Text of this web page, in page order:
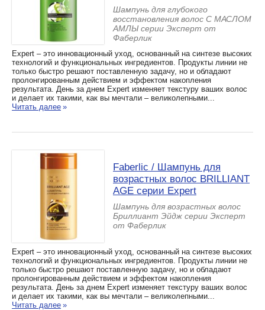
Шампунь для глубокого
восстановления волос С МАСЛОМ
АМЛЫ серии Эксперт от
Фаберлик
Expert – это инновационный уход, основанный на синтезе высоких
технологий и функциональных ингредиентов. Продукты линии не
только быстро решают поставленную задачу, но и обладают
пролонгированным действием и эффектом накопления
результата. День за днем Expert изменяет текстуру ваших волос
и делает их такими, как вы мечтали – великолепными...
Читать далее »
Faberlic / Шампунь для
возрастных волос BRILLIANT
AGE серии Expert
Шампунь для возрастных волос
Бриллиант Эйдж серии Эксперт
от Фаберлик
Expert – это инновационный уход, основанный на синтезе высоких
технологий и функциональных ингредиентов. Продукты линии не
только быстро решают поставленную задачу, но и обладают
пролонгированным действием и эффектом накопления
результата. День за днем Expert изменяет текстуру ваших волос
и делает их такими, как вы мечтали – великолепными...
Читать далее »